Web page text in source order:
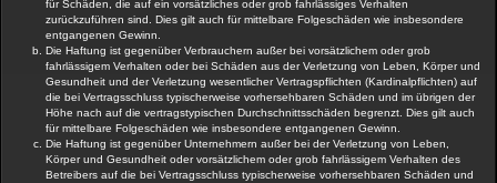
für Schäden, die auf ein vorsätzliches oder grob fahrlässiges Verhalten
zurückzuführen sind. Dies gilt auch für mittelbare Folgeschäden wie insbesondere
entgangenen Gewinn.
Die Haftung ist gegenüber Verbrauchern außer bei vorsätzlichem oder grob
fahrlässigem Verhalten oder bei Schäden aus der Verletzung von Leben, Körper und
Gesundheit und der Verletzung wesentlicher Vertragspflichten (Kardinalpflichten) auf
die bei Vertragsschluss typischerweise vorhersehbaren Schäden und im übrigen der
Höhe nach auf die vertragstypischen Durchschnittsschäden begrenzt. Dies gilt auch
für mittelbare Folgeschäden wie insbesondere entgangenen Gewinn.
Die Haftung ist gegenüber Unternehmern außer bei der Verletzung von Leben,
Körper und Gesundheit oder vorsätzlichem oder grob fahrlässigem Verhalten des
Betreibers auf die bei Vertragsschluss typischerweise vorhersehbaren Schäden und